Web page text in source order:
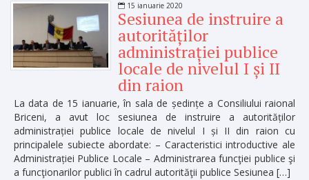
15 ianuarie 2020
Sesiunea de instruire a
autorităților
administrației publice
locale de nivelul I și II
din raion
La data de 15 ianuarie, în sala de ședințe a Consiliului raional
Briceni, a avut loc sesiunea de instruire a autorităților
administrației publice locale de nivelul I și II din raion cu
principalele subiecte abordate: – Caracteristici introductive ale
Administrației Publice Locale – Administrarea funcţiei publice şi
a funcţionarilor publici în cadrul autorităţii publice Sesiunea […]